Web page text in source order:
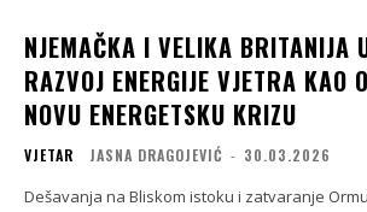
NJEMAČKA I VELIKA BRITANIJA
RAZVOJ ENERGIJE VJETRA KAO
NOVU ENERGETSKU KRIZU
VJETAR JASNA DRAGOJEVIĆ - 30.03.2026
Dešavanja na Bliskom istoku i zatvaranje